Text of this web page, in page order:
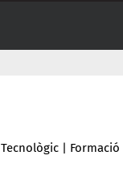
Tecnològic | Formació